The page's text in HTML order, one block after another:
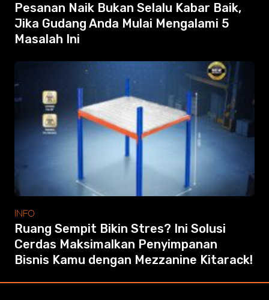
Pesanan Naik Bukan Selalu Kabar Baik,
Jika Gudang Anda Mulai Mengalami 5
Masalah Ini
INFO
Ruang Sempit Bikin Stres? Ini Solusi
Cerdas Maksimalkan Penyimpanan
Bisnis Kamu dengan Mezzanine Kitarack!